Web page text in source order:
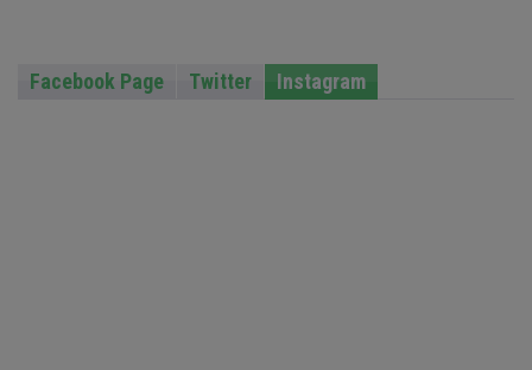
Facebook Page Twitter Instagram